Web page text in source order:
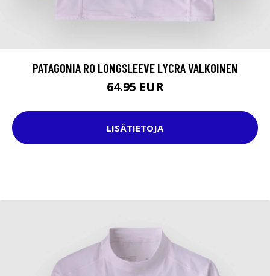
PATAGONIA R0 LONGSLEEVE LYCRA VALKOINEN
64.95 EUR
LISÄTIETOJA